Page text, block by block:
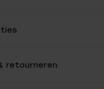
retourneren